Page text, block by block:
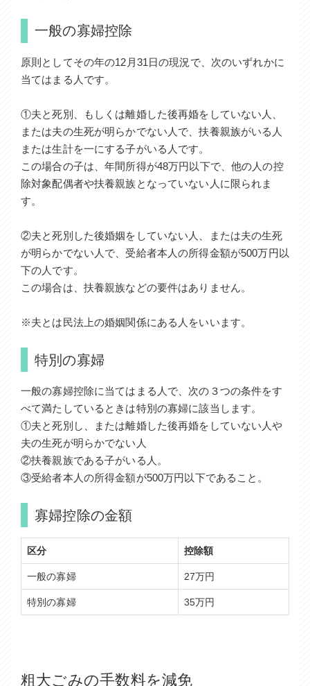
一般の寡婦控除
原則としてその年の12月31日の現況で、次のいずれかに
当てはまる人です。
①夫と死別、もしくは離婚した後再婚をしていない人、
または夫の生死が明らかでない人で、扶養親族がいる人
または生計を一にする子がいる人です。
この場合の子は、年間所得が48万円以下で、他の人の控
除対象配偶者や扶養親族となっていない人に限られま
す。
②夫と死別した後婚姻をしていない人、または夫の生死
が明らかでない人で、受給者本人の所得金額が500万円以
下の人です。
この場合は、扶養親族などの要件はありません。
※夫とは民法上の婚姻関係にある人をいいます。
特別の寡婦
一般の寡婦控除に当てはまる人で、次の３つの条件をす
べて満たしているときは特別の寡婦に該当します。
①夫と死別し、または離婚した後再婚をしていない人や
夫の生死が明らかでない人
②扶養親族である子がいる人。
③受給者本人の所得金額が500万円以下であること。
寡婦控除の金額
区分 控除額
一般の寡婦 27万円
特別の寡婦 35万円
粗大ごみの手数料を減免